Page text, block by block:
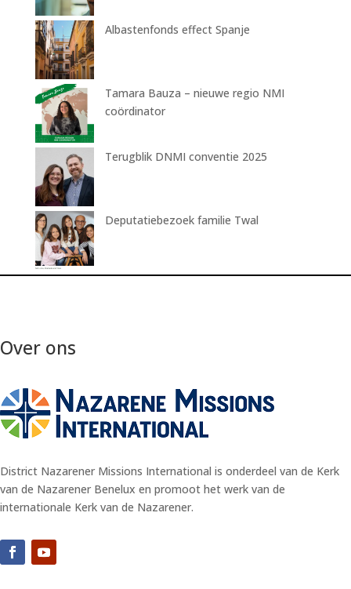
Albastenfonds effect Spanje
Tamara Bauza – nieuwe regio NMI
coördinator
Terugblik DNMI conventie 2025
Deputatiebezoek familie Twal
Over ons
District Nazarener Missions International is onderdeel van de Kerk
van de Nazarener Benelux en promoot het werk van de
internationale Kerk van de Nazarener.